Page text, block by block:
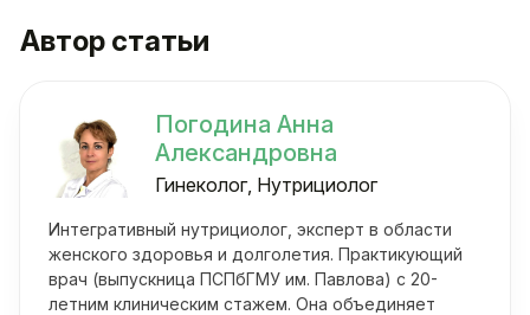
Автор статьи
Погодина Анна
Александровна
Гинеколог, Нутрициолог
Интегративный нутрициолог, эксперт в области
женского здоровья и долголетия. Практикующий
врач (выпускница ПСПбГМУ им. Павлова) с 20-
летним клиническим стажем. Она объединяет